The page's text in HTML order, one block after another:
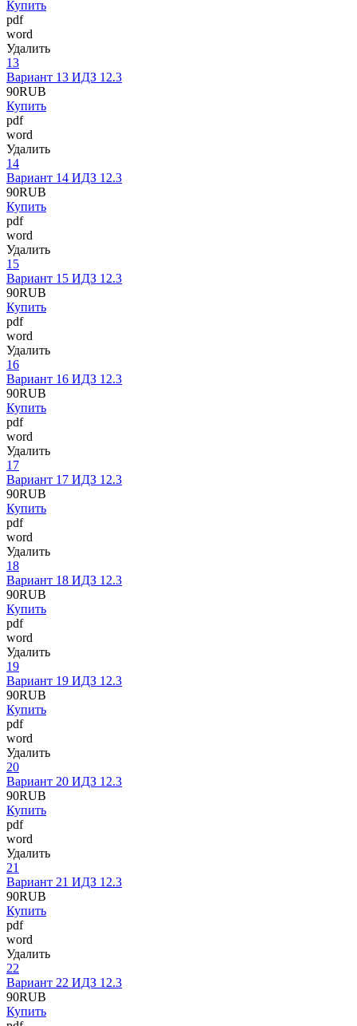
Купить
pdf
word
Удалить
13
Вариант 13 ИДЗ 12.3
90RUB
Купить
pdf
word
Удалить
14
Вариант 14 ИДЗ 12.3
90RUB
Купить
pdf
word
Удалить
15
Вариант 15 ИДЗ 12.3
90RUB
Купить
pdf
word
Удалить
16
Вариант 16 ИДЗ 12.3
90RUB
Купить
pdf
word
Удалить
17
Вариант 17 ИДЗ 12.3
90RUB
Купить
pdf
word
Удалить
18
Вариант 18 ИДЗ 12.3
90RUB
Купить
pdf
word
Удалить
19
Вариант 19 ИДЗ 12.3
90RUB
Купить
pdf
word
Удалить
20
Вариант 20 ИДЗ 12.3
90RUB
Купить
pdf
word
Удалить
21
Вариант 21 ИДЗ 12.3
90RUB
Купить
pdf
word
Удалить
22
Вариант 22 ИДЗ 12.3
90RUB
Купить